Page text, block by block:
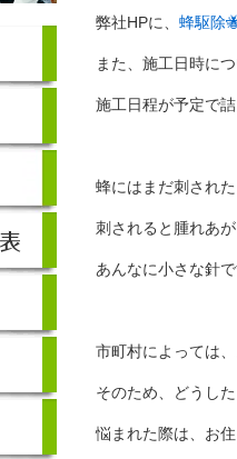
弊社HPに、 蜂駆除
また、施工日時に
施工日程が予定で
蜂にはまだ刺され
刺されると腫れあ
あんなに小さな針
市町村によっては
そのため、どうし
悩まれた際は、お